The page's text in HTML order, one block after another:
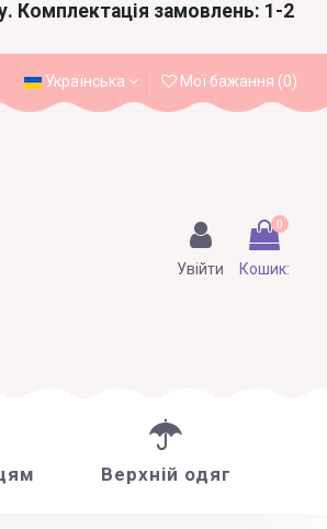
Комплектація замовлень: 1-2
Українська Мої бажання (0)
Увійти
0
Кошик:
Верхній одяг